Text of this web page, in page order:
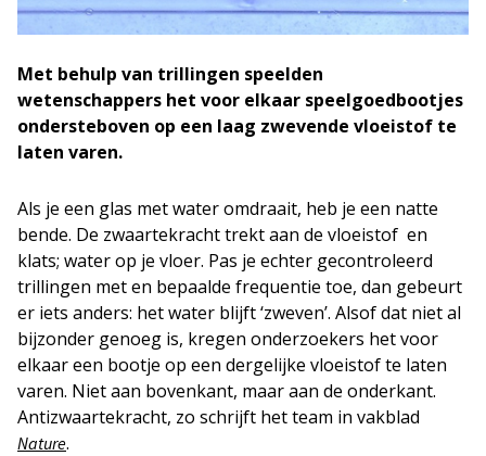
Met behulp van trillingen speelden
wetenschappers het voor elkaar speelgoedbootjes
ondersteboven op een laag zwevende vloeistof te
laten varen.
Als je een glas met water omdraait, heb je een natte
bende. De zwaartekracht trekt aan de vloeistof en
klats; water op je vloer. Pas je echter gecontroleerd
trillingen met en bepaalde frequentie toe, dan gebeurt
er iets anders: het water blijft ‘zweven’. Alsof dat niet al
bijzonder genoeg is, kregen onderzoekers het voor
elkaar een bootje op een dergelijke vloeistof te laten
varen. Niet aan bovenkant, maar aan de onderkant.
Antizwaartekracht, zo schrijft het team in vakblad
Nature.